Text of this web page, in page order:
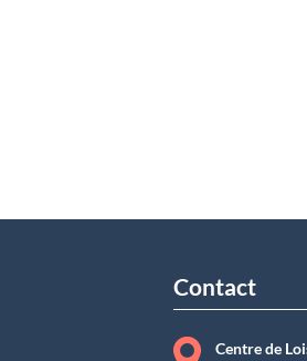
Contact
Centre de